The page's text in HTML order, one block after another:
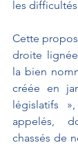
les
Cette
droite
la bien
créée en
législatifs
appelés,
chassés de